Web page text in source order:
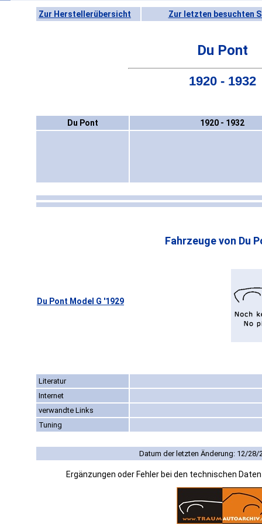
Zur Herstellerübersicht Zur letzten besuchten
Du Pont
1920 - 1932
Du Pont 1920 - 1932
Fahrzeuge von Du
Du Pont Model G '1929
Literatur
Internet
verwandte Links
Tuning
Datum der letzten Änderung: 12/28/
Ergänzungen oder Fehler bei den technischen